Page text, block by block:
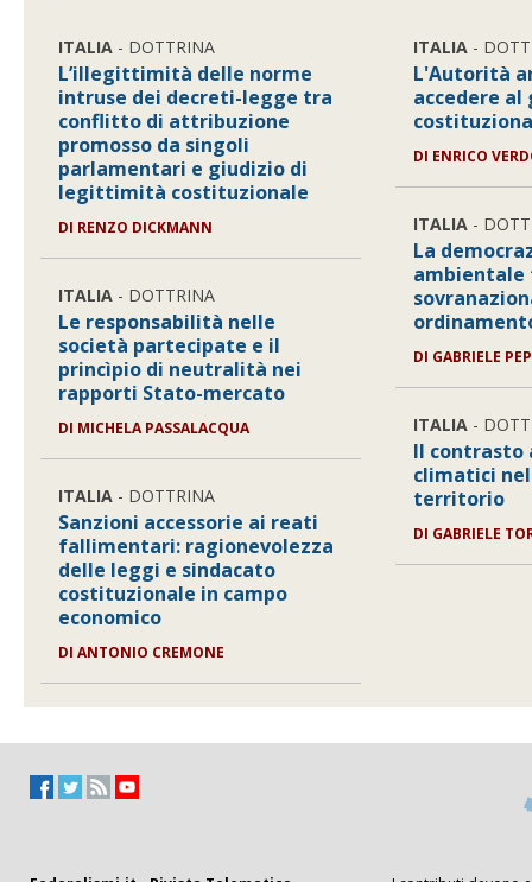
ITALIA - DOTTRINA
L’illegittimità delle norme
intruse dei decreti-legge tra
conflitto di attribuzione
promosso da singoli
parlamentari e giudizio di
legittimità costituzionale
DI RENZO DICKMANN
ITALIA - DOTTRINA
Le responsabilità nelle
società partecipate e il
princìpio di neutralità nei
rapporti Stato-mercato
DI MICHELA PASSALACQUA
ITALIA - DOTTRINA
Sanzioni accessorie ai reati
fallimentari: ragionevolezza
delle leggi e sindacato
costituzionale in campo
economico
DIANTONIO CREMONE
ITALIA -
L'Autorità
accedere al
DI ENRICO
ITALIA -
La
DI GABRIELE
ITALIA -
Il contrasto
climatici
territorio
DI GABRIELE